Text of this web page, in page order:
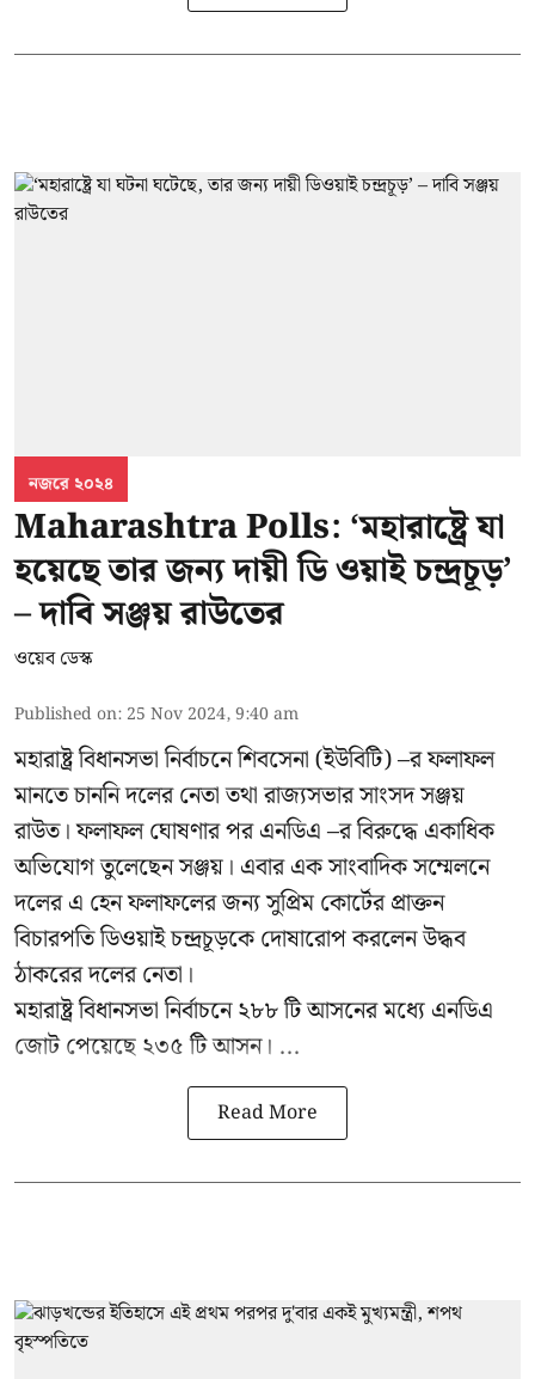
নজরে ২০২৪
Maharashtra Polls: ‘মহারাষ্ট্রে যা
হয়েছে তার জন্য দায়ী ডি ওয়াই চন্দ্রচূড়’
– দাবি সঞ্জয় রাউতের
ওয়েব ডেস্ক
Published on: 25 Nov 2024, 9:40 am
মহারাষ্ট্র বিধানসভা নির্বাচনে শিবসেনা (ইউবিটি) –র ফলাফল
মানতে চাননি দলের নেতা তথা রাজ্যসভার সাংসদ সঞ্জয়
রাউত। ফলাফল ঘোষণার পর এনডিএ –র বিরুদ্ধে একাধিক
অভিযোগ তুলেছেন সঞ্জয়। এবার এক সাংবাদিক সম্মেলনে
দলের এ হেন ফলাফলের জন্য সুপ্রিম কোর্টের প্রাক্তন
বিচারপতি ডিওয়াই চন্দ্রচূড়কে দোষারোপ করলেন উদ্ধব
ঠাকরের দলের নেতা।
মহারাষ্ট্র বিধানসভা নির্বাচনে ২৮৮ টি আসনের মধ্যে এনডিএ
জোট পেয়েছে ২৩৫ টি আসন। ...
Read More